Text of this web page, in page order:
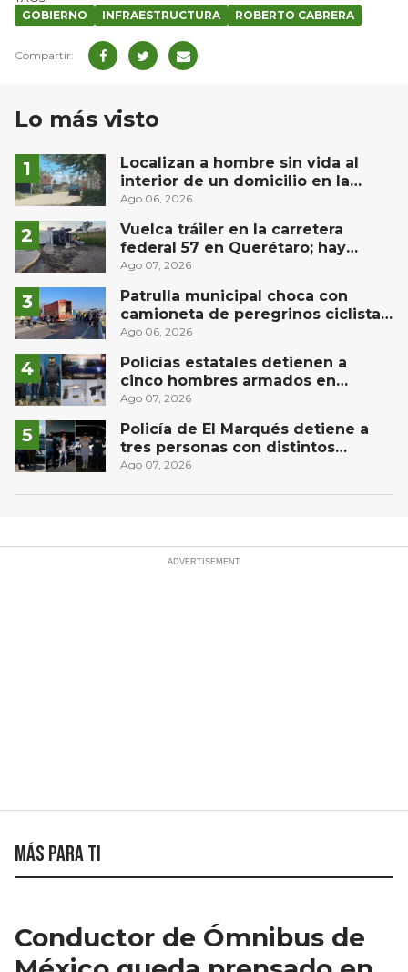
GOBIERNO INFRAESTRUCTURA ROBERTO CABRERA
Lo más visto
Localizan a hombre sin vida al
interior de un domicilio en la
comunidad El Rodeo, San Juan del
Ago 06, 2026
Vuelca tráiler en la carretera
federal 57 en Querétaro; hay
derrame de combustible
Ago 07, 2026
Patrulla municipal choca con
camioneta de peregrinos ciclistas
en la autopista México-Querétaro
Ago 06, 2026
Policías estatales detienen a
cinco hombres armados en
Puebla capital
Ago 07, 2026
Policía de El Marqués detiene a
tres personas con distintos
narcóticos
Ago 07, 2026
Más para ti
Conductor de Ómnibus de